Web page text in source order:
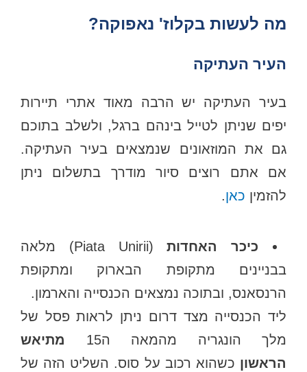
מה לעשות בקלוז' נאפוקה?
העיר העתיקה
בעיר העתיקה יש הרבה מאוד אתרי תיירות
יפים שניתן לטייל בינהם ברגל, ולשלב בתוכם
גם את המוזאונים שנמצאים בעיר העתיקה.
אם אתם רוצים סיור מודרך בתשלום ניתן
להזמין כאן.
כיכר האחדות
(Piata Unirii) מלאה
בבניינים מתקופת הבארוק ומתקופת
הרנסאנס, ובתוכה נמצאים הכנסייה והארמון.
ליד הכנסייה מצד דרום ניתן לראות פסל של
מלך הונגריה מהמאה ה15
מתיאש
הראשוןכשהוא רכוב על סוס. השליט הזה של